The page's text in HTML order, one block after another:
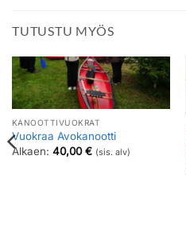
TUTUSTU MYÖS
KANOOTTIVUOKRAT
Vuokraa Avokanootti
Alkaen: 40,00€ (sis. alv)